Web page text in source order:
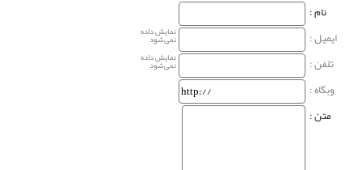
نام‌ :
ایمیل :
نمایش داده
نمی‌شود
تلفن : نمایش داده
نمی‌شود
وبگاه‌ :
متن :